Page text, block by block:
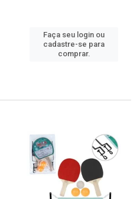
Faça seu login ou
cadastre-se para
comprar.